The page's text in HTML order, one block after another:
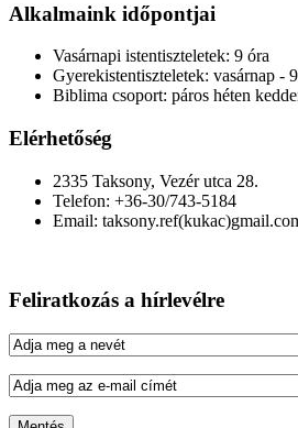
Alkalmaink időpontjai
Vasárnapi istentiszteletek: 9 óra
Gyerekistentiszteletek: vasárnap -
Biblima csoport: páros héten
Elérhetőség
2335 Taksony, Vezér utca 28.
Telefon: +36-30/743-5184
Email:
Feliratkozás a hírlevélre